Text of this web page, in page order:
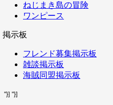
ねじまき島の冒険
ワンピース
掲示板
フレンド募集掲示板
雑談掲示板
海賊同盟掲示板
"}] "}]